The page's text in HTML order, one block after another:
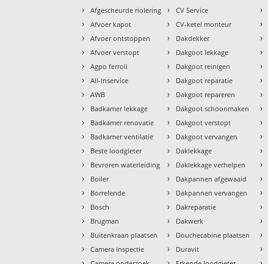
› Afgescheurde riolering
› Afvoer kapot
› Afvoer ontstoppen
› Afvoer verstopt
› Agpo ferroli
› All-Inservice
› AWB
› Badkamer lekkage
› Badkamer renovatie
› Badkamer ventilatie
› Beste loodgieter
› Bevroren waterleiding
› Boiler
› Borrelende
› Bosch
› Brugman
› Buitenkraan plaatsen
› Camera inspectie
› CV Service
› CV-ketel monteur
› Dakdekker
› Dakgoot lekkage
› Dakgoot reinigen
› Dakgoot reparatie
› Dakgoot repareren
› Dakgoot schoonmaken
› Dakgoot verstopt
› Dakgoot vervangen
› Daklekkage
› Daklekkage verhelpen
› Dakpannen afgewaaid
› Dakpannen vervangen
› Dakreparatie
› Dakwerk
› Douchecabine plaatsen
› Duravit
›
›
›
›
›
›
›
›
›
›
›
›
›
›
›
›
›
›